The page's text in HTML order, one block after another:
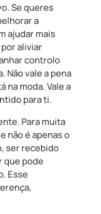
Se queres
a
ajudar mais
aliviar
controlo
Não vale a pena
na moda. Vale a
para ti.
Para muita
não é apenas o
ser recebido
que pode
Esse